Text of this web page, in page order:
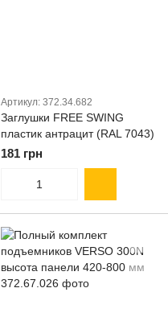
Артикул: 372.34.682
Заглушки FREE SWING
пластик антрацит (RAL 7043)
181 грн